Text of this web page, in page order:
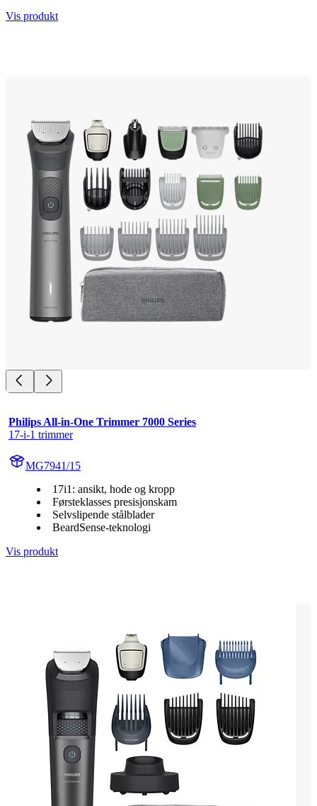
Vis produkt
Philips All-in-One Trimmer 7000 Series
17-i-1 trimmer
MG7941/15
17i1: ansikt, hode og kropp
Førsteklasses presisjonskam
Selvslipende stålblader
BeardSense-teknologi
Vis produkt